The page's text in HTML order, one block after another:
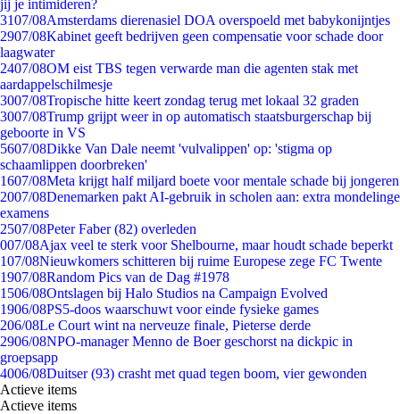
jij je intimideren?
3107/08Amsterdams dierenasiel DOA overspoeld met babykonijntjes
2907/08Kabinet geeft bedrijven geen compensatie voor schade door
laagwater
2407/08OM eist TBS tegen verwarde man die agenten stak met
aardappelschilmesje
3007/08Tropische hitte keert zondag terug met lokaal 32 graden
3007/08Trump grijpt weer in op automatisch staatsburgerschap bij
geboorte in VS
5607/08Dikke Van Dale neemt 'vulvalippen' op: 'stigma op
schaamlippen doorbreken'
1607/08Meta krijgt half miljard boete voor mentale schade bij jongeren
2007/08Denemarken pakt AI-gebruik in scholen aan: extra mondelinge
examens
2507/08Peter Faber (82) overleden
007/08Ajax veel te sterk voor Shelbourne, maar houdt schade beperkt
107/08Nieuwkomers schitteren bij ruime Europese zege FC Twente
1907/08Random Pics van de Dag #1978
1506/08Ontslagen bij Halo Studios na Campaign Evolved
1906/08PS5-doos waarschuwt voor einde fysieke games
206/08Le Court wint na nerveuze finale, Pieterse derde
2906/08NPO-manager Menno de Boer geschorst na dickpic in
groepsapp
4006/08Duitser (93) crasht met quad tegen boom, vier gewonden
Actieve items
Actieve items